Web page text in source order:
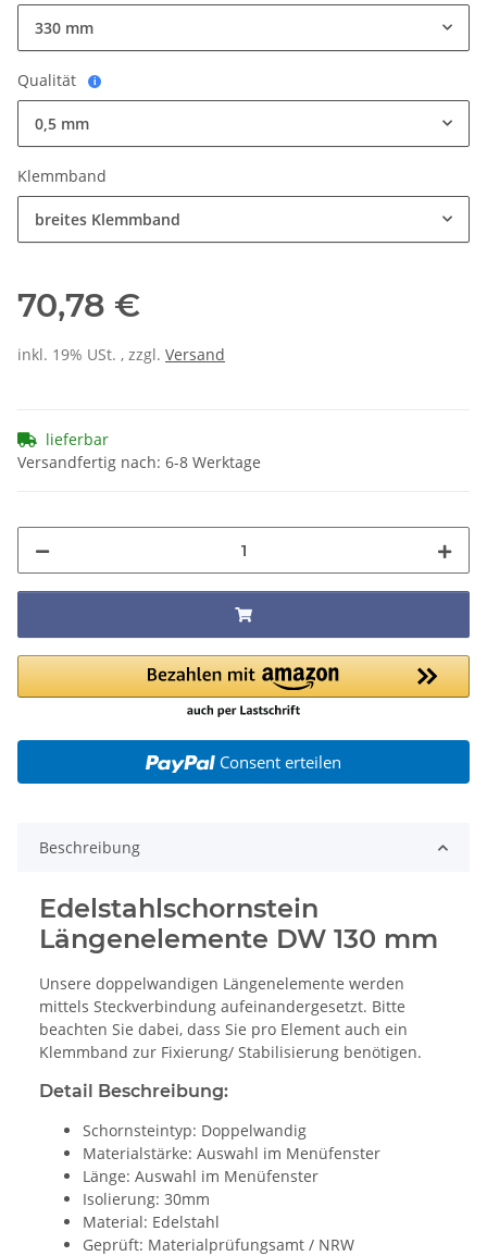
330 mm
Qualität i
0,5 mm
Klemmband
breites Klemmband
70,78 €
inkl. 19% USt. , zzgl. Versand
lieferbar
Versandfertig nach: 6-8 Werktage
Consent erteilen
Beschreibung
Edelstahlschornstein
Längenelemente DW 130 mm
Unsere doppelwandigen Längenelemente werden
mittels Steckverbindung aufeinandergesetzt. Bitte
beachten Sie dabei, dass Sie pro Element auch ein
Klemmband zur Fixierung/ Stabilisierung benötigen.
Detail Beschreibung:
Schornsteintyp: Doppelwandig
Materialstärke: Auswahl im Menüfenster
Länge: Auswahl im Menüfenster
Isolierung: 30mm
Material: Edelstahl
Geprüft: Materialprüfungsamt / NRW